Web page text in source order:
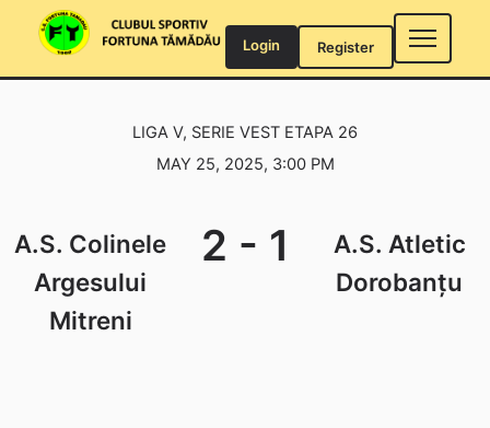
Login Register
LIGA V, SERIE VEST ETAPA 26
MAY 25, 2025, 3:00 PM
A.S. Colinele
Argesului
Mitreni
2 - 1
A.S. Atletic
Dorobanțu